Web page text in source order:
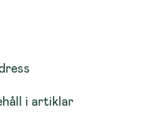
i artiklar